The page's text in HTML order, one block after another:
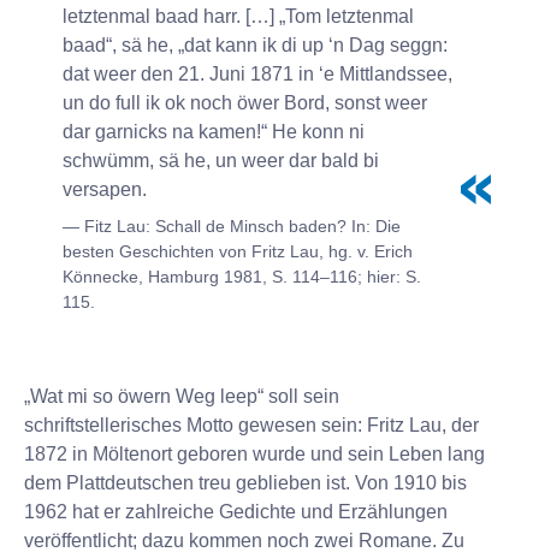
letztenmal baad harr. […] „Tom letztenmal
baad“, sä he, „dat kann ik di up ‘n Dag seggn:
dat weer den 21. Juni 1871 in ‘e Mittlandssee,
un do full ik ok noch öwer Bord, sonst weer
dar garnicks na kamen!“ He konn ni
schwümm, sä he, un weer dar bald bi
versapen.
Fitz Lau: Schall de Minsch baden? In: Die
besten Geschichten von Fritz Lau, hg. v. Erich
Könnecke, Hamburg 1981, S. 114–116; hier: S.
115.
„Wat mi so öwern Weg leep“ soll sein
schriftstellerisches Motto gewesen sein: Fritz Lau, der
1872 in Möltenort geboren wurde und sein Leben lang
dem Plattdeutschen treu geblieben ist. Von 1910 bis
1962 hat er zahlreiche Gedichte und Erzählungen
veröffentlicht; dazu kommen noch zwei Romane. Zu